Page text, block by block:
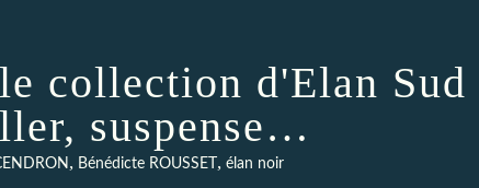
collection d'Elan Sud
suspense…
, Bénédicte ROUSSET , élan noir